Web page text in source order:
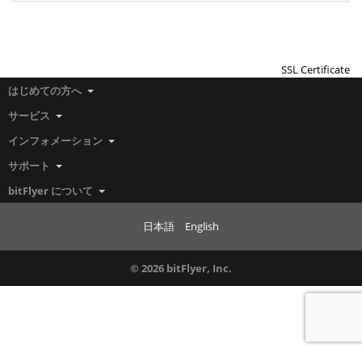
SSL Certificate
はじめての方へ
サービス
インフォメーション
サポート
bitFlyer について
日本語 English
© 2026 bitFlyer, Inc.